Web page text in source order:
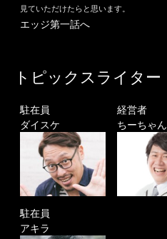
見ていただけたらと思います。
エッジ第一話へ
トピックスライター
駐在員
ダイスケ
経営者
ちーちゃん
駐在員
アキラ